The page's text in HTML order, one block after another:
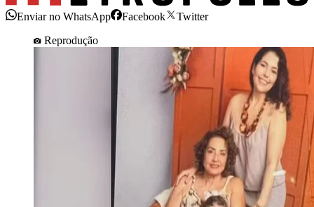
Enviar no WhatsApp Facebook
Twitter
Reprodução